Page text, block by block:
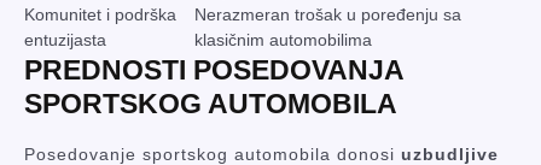
Komunitet i podrška
entuzijasta
Nerazmeran trošak u poređenju sa
klasičnim automobilima
PREDNOSTI POSEDOVANJA
SPORTSKOG AUTOMOBILA
Posedovanje sportskog automobila donosi uzbudljive